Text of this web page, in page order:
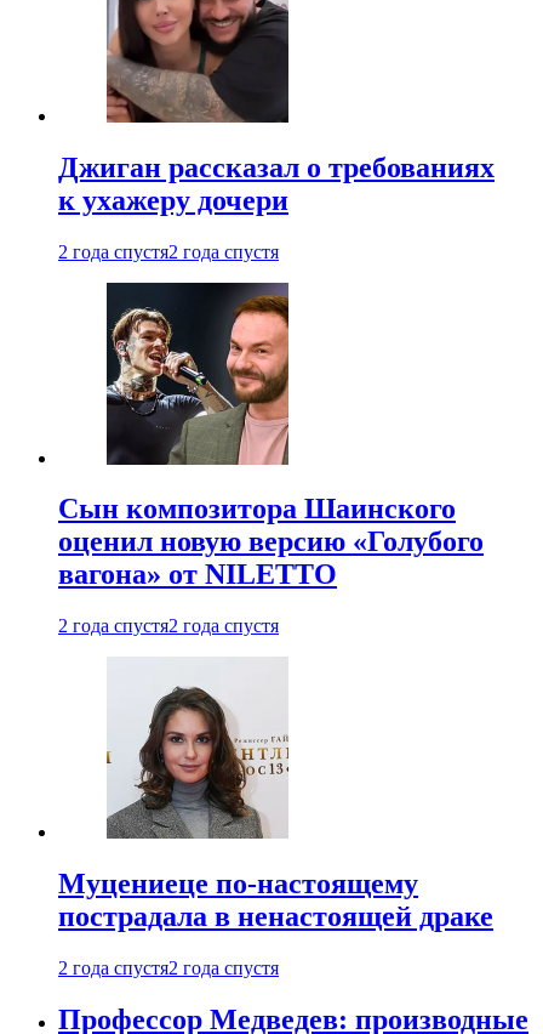
Джиган рассказал о требованиях
к ухажеру дочери
2 года спустя2 года спустя
Сын композитора Шаинского
оценил новую версию «Голубого
вагона» от NILETTO
2 года спустя2 года спустя
Муцениеце по-настоящему
пострадала в ненастоящей драке
2 года спустя2 года спустя
Профессор Медведев: производные